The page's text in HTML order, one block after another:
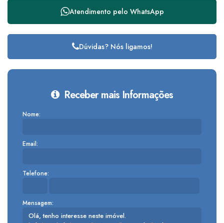
Atendimento pelo WhatsApp
Dúvidas? Nós ligamos!
Receber mais Informações
Nome:
Email:
Telefone:
Mensagem: